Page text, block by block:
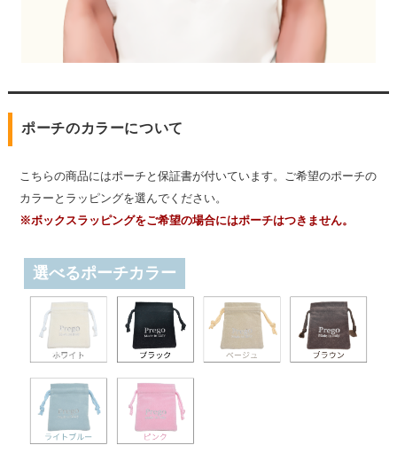
ポーチのカラーについて
こちらの商品にはポーチと保証書が付いています。ご希望のポーチの
カラーとラッピングを選んでください。
※ボックスラッピングをご希望の場合にはポーチはつきません。
選べるポーチカラー